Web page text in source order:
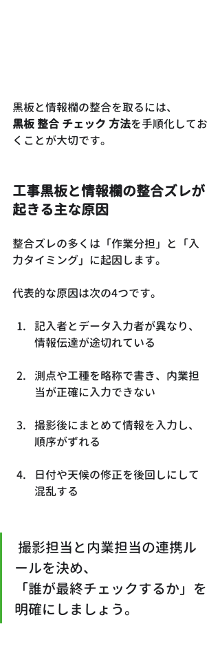
黒板と情報欄の整合を取るには、
黒板 整合 チェック 方法を手順化してお
くことが大切です。
工事黒板と情報欄の整合ズレが
起きる主な原因
整合ズレの多くは「作業分担」と「入
力タイミング」に起因します。
代表的な原因は次の4つです。
記入者とデータ入力者が異なり、
情報伝達が途切れている
測点や工種を略称で書き、内業担
当が正確に入力できない
撮影後にまとめて情報を入力し、
順序がずれる
日付や天候の修正を後回しにして
混乱する
撮影担当と内業担当の連携ル
ールを決め、
「誰が最終チェックするか」を
明確にしましょう。